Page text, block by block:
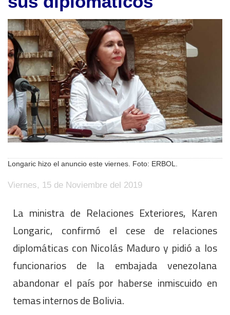
Longaric hizo el anuncio este viernes. Foto: ERBOL.
Viernes, 15 de Noviembre del 2019
La ministra de Relaciones Exteriores, Karen
Longaric, confirmó el cese de relaciones
diplomáticas con Nicolás Maduro y pidió a los
funcionarios de la embajada venezolana
abandonar el país por haberse inmiscuido en
temas internos de Bolivia.